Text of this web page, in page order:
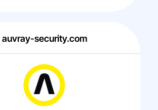
auvray-security.com